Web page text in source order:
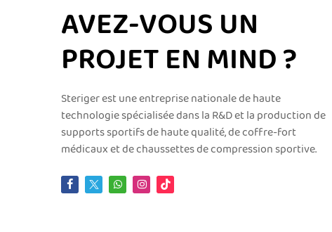
AVEZ-VOUS UN
PROJET EN MIND ?
Steriger est une entreprise nationale de haute
technologie spécialisée dans la R&D et la production de
supports sportifs de haute qualité, de coffre-fort
médicaux et de chaussettes de compression sportive.